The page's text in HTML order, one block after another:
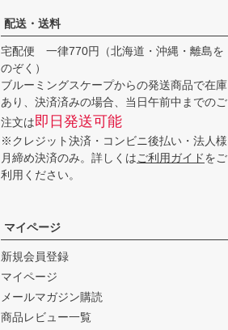
配送・送料
宅配便 一律770円（北海道・沖縄・離島を
のぞく）
ブルーミングスケープからの発送商品で在庫
あり、決済済みの場合、当日午前中までのご
注文は即日発送可能
※クレジット決済・コンビニ後払い・法人様
月締め決済のみ。詳しくはご利用ガイドをご
利用ください。
マイページ
新規会員登録
マイページ
メールマガジン購読
商品レビュー一覧